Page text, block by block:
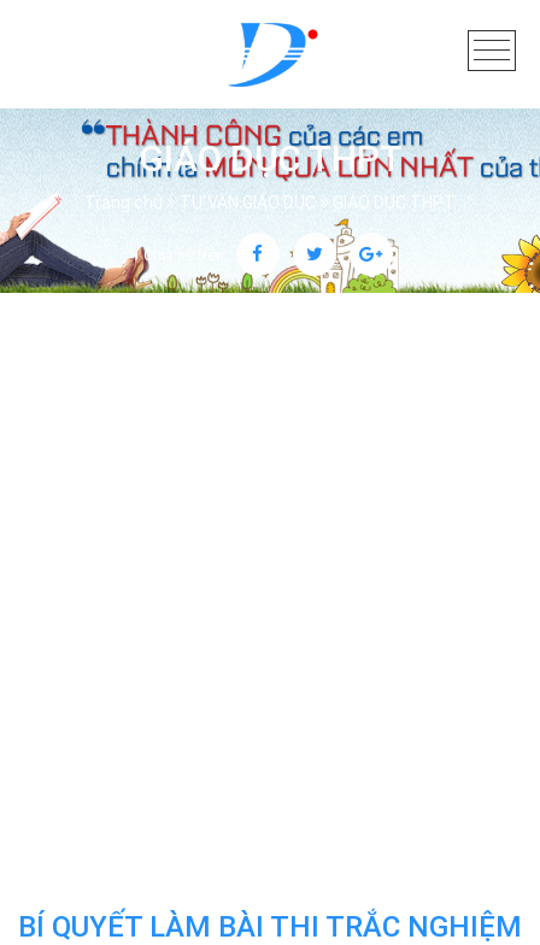
GIÁO DỤC THPT
Trang chủ TƯ VẤN GIÁO DỤC GIÁO DỤC THPT
Chia sẻ trên:
BÍ QUYẾT LÀM BÀI THI TRẮC NGHIỆM